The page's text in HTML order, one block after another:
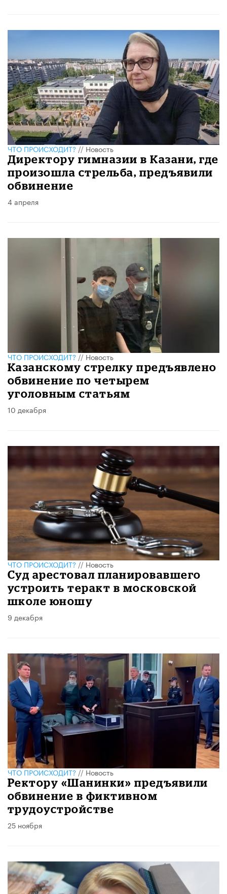
ЧТО ПРОИСХОДИТ?//Новость
Директору гимназии в Казани, где
произошла стрельба, предъявили
обвинение
4 апреля
ЧТО ПРОИСХОДИТ?//Новость
Казанскому стрелку предъявлено
обвинение по четырем
уголовным статьям
10 декабря
ЧТО ПРОИСХОДИТ?//Новость
Суд арестовал планировавшего
устроить теракт в московской
школе юношу
9 декабря
ЧТО ПРОИСХОДИТ?//Новость
Ректору «Шанинки» предъявили
обвинение в фиктивном
трудоустройстве
25 ноября